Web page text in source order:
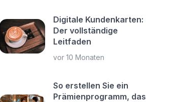
Digitale Kundenkarten:
Der vollständige
Leitfaden
vor 10 Monaten
So erstellen Sie ein
Prämienprogramm, das